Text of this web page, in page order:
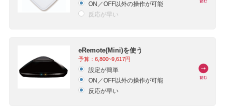
ON／OFF以外の操作が可能
反応が早い
eRemote(Mini)を使う
予算：6,800~9,617円
設定が簡単
ON／OFF以外の操作が可能
反応が早い